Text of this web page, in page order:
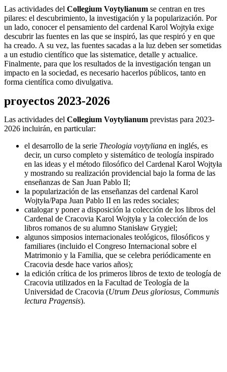
Las actividades del Collegium Voytylianum se centran en tres
pilares: el descubrimiento, la investigación y la popularización. Por
un lado, conocer el pensamiento del cardenal Karol Wojtyła exige
descubrir las fuentes en las que se inspiró, las que respiró y en que
ha creado. A su vez, las fuentes sacadas a la luz deben ser sometidas
a un estudio científico que las sistematice, detalle y actualice.
Finalmente, para que los resultados de la investigación tengan un
impacto en la sociedad, es necesario hacerlos públicos, tanto en
forma científica como divulgativa.
proyectos 2023-2026
Las actividades del Collegium Voytylianum previstas para 2023-
2026 incluirán, en particular:
el desarrollo de la serie Theologia voytyliana en inglés, es
decir, un curso completo y sistemático de teología inspirado
en las ideas y el método filosófico del Cardenal Karol Wojtyła
y mostrando su realización providencial bajo la forma de las
enseñanzas de San Juan Pablo II;
la popularización de las enseñanzas del cardenal Karol
Wojtyła/Papa Juan Pablo II en las redes sociales;
catalogar y poner a disposición la colección de los libros del
Cardenal de Cracovia Karol Wojtyła y la colección de los
libros romanos de su alumno Stanisław Grygiel;
algunos simposios internacionales teológicos, filosóficos y
familiares (incluido el Congreso Internacional sobre el
Matrimonio y la Familia, que se celebra periódicamente en
Cracovia desde hace varios años);
la edición crítica de los primeros libros de texto de teología de
Cracovia utilizados en la Facultad de Teología de la
Universidad de Cracovia (Utrum Deus gloriosus, Communis
lectura Pragensis).